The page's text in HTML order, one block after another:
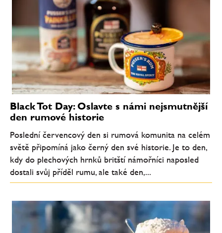
Black Tot Day: Oslavte s námi nejsmutnější
den rumové historie
Poslední červencový den si rumová komunita na celém
světě připomíná jako černý den své historie. Je to den,
kdy do plechových hrnků britští námořníci naposled
dostali svůj příděl rumu, ale také den,...